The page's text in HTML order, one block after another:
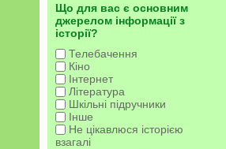
Що для вас є основним
джерелом інформації з
історії?
Телебачення
Кіно
Інтернет
Література
Шкільні підручники
Інше
Не цікавлюся історією
взагалі